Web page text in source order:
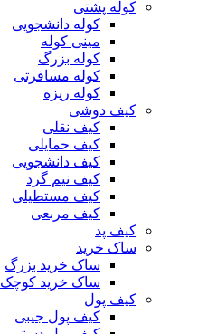
کوله پشتی
کوله دانشجویی
مینی کوله
کوله بزرگ
کوله مسافرتی
کوله ریزه
کیف دوشی
کیف نقلی
کیف حمایلی
کیف دانشجویی
کیف نیم گرد
کیف مستطیلی
کیف مربعی
کیف پد
ساک خرید
ساک خرید بزرگ
ساک خرید کوچک
کیف پول
کیف پول جیبی